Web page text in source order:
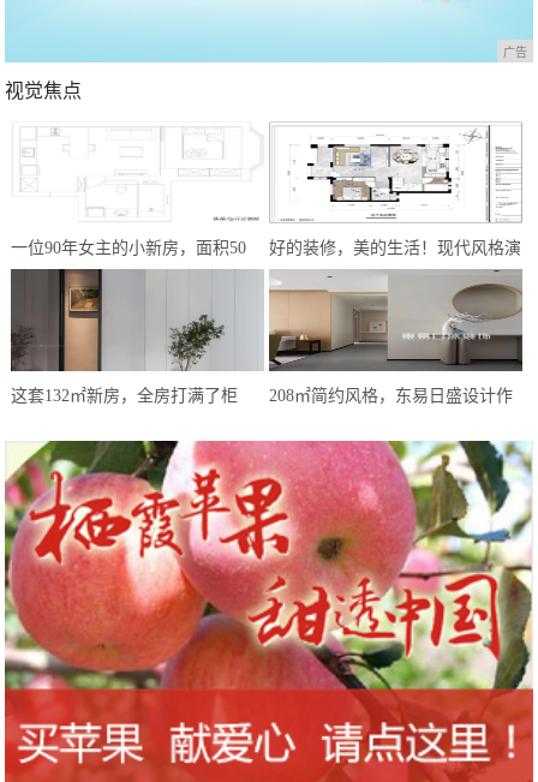
广告
视觉焦点
一位90年女主的小新房，面积50
㎡，简约式风格，让我越看越爱
好的装修，美的生活！现代风格演
绎，心之所向方为家
这套132㎡新房，全房打满了柜
松
208㎡简约风格，东易日盛设计作